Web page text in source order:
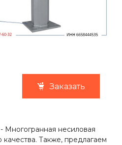
Заказать
Многогранная несиловая
Также, предлагаем